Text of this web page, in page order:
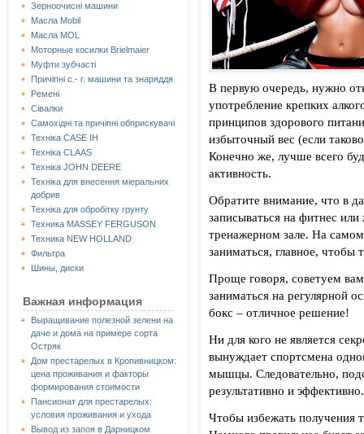
Зерноочисні машини
Масла Mobil
Масла MOL
Моторные косилки Brielmaier
Муфти зубчасті
Причіпні с.- г. машини та знаряддя
Ремені
Сівалки
Самохідні та причіпні обприскувачі
Техніка CASE IH
Техніка CLAAS
Техніка JOHN DEERE
Техніка для внесення міеральних
добрив
Техніка для обробітку грунту
Техника MASSEY FERGUSON
Техника NEW HOLLAND
Фильтра
Шины, диски
Важная информация
Выращивание полезной зелени на
даче и дома на примере сорта
Остряк
Дом престарелых в Кропивницком:
цена проживания и факторы
формирования стоимости
Пансионат для престарелых:
условия проживания и ухода
Вывод из запоя в Дарницком
В первую очередь, нужно
употребление крепких
принципов здорового
избыточный вес (если
Конечно же, лучше всего
активность.
Обратите внимание, что в
записываться на фитнес
тренажерном зале. На
заниматься, главное, чтобы
Проще говоря, советуем
заниматься на регулярной
бокс – отличное решение!
Ни для кого не является
вынуждает спортсмена
мышцы. Следовательно,
результативно и эффективно.
Чтобы избежать получения